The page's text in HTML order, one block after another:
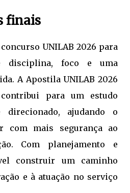
finais
UNILAB 2026 para
disciplina, foco e uma
A Apostila UNILAB 2026
para um estudo
direcionado, ajudando o
com mais segurança ao
Com planejamento e
construir um caminho
e à atuação no serviço